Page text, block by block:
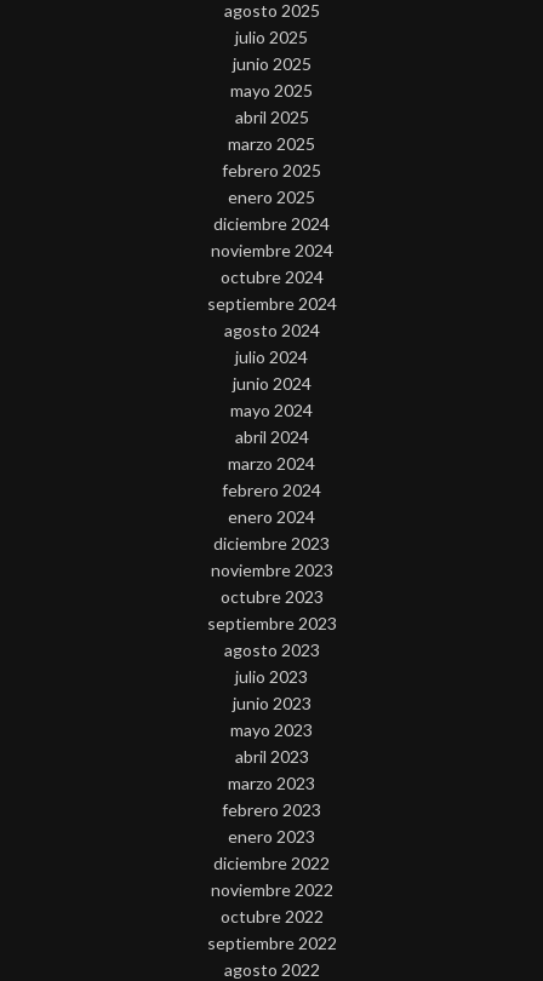
agosto 2025
julio 2025
junio 2025
mayo 2025
abril 2025
marzo 2025
febrero 2025
enero 2025
diciembre 2024
noviembre 2024
octubre 2024
septiembre 2024
agosto 2024
julio 2024
junio 2024
mayo 2024
abril 2024
marzo 2024
febrero 2024
enero 2024
diciembre 2023
noviembre 2023
octubre 2023
septiembre 2023
agosto 2023
julio 2023
junio 2023
mayo 2023
abril 2023
marzo 2023
febrero 2023
enero 2023
diciembre 2022
noviembre 2022
octubre 2022
septiembre 2022
agosto 2022